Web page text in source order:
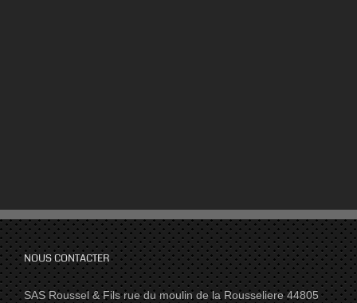
NOUS CONTACTER
SAS Roussel & Fils rue du moulin de la Rousseliere 44805